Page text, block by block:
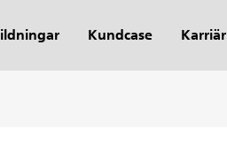
Kundcase Karriär